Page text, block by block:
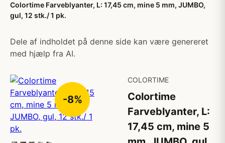
Colortime Farveblyanter, L: 17,45 cm, mine 5 mm, JUMBO,
gul, 12 stk./ 1 pk.
Dele af indholdet på denne side kan være genereret
med hjælp fra AI.
-8%
COLORTIME
Colortime
Farveblyanter, L:
17,45 cm, mine 5